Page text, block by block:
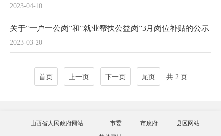
2023-04-10
2023-03-20
关于“一户一公岗”和“就业帮扶公益岗”3月岗位补贴的公示
首页 上一页 下一页 尾页 共 2 页
山西省人民政府网站 市委 市政府
县区网站